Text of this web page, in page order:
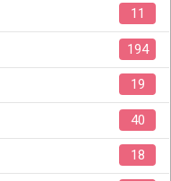
11
194
19
40
18